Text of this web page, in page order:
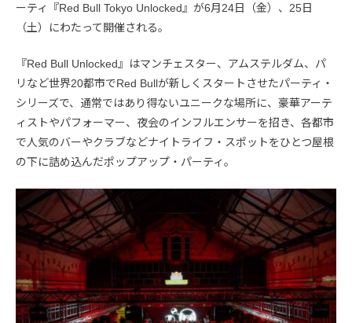
ーティ『Red Bull Tokyo Unlocked』が6月24日（金）、25日
（土）にわたって開催される。
『Red Bull Unlocked』はマンチェスター、アムステルダム、パ
リなど世界20都市でRed Bullが新しくスタートさせたパーティ・
シリーズで、通常ではあり得ないユニークな場所に、豪華アーテ
ィストやパフォーマー、夜会のインフルエンサーを招き、各都市
で人気のバーやクラブなどナイトライフ・スポットをひとつ屋根
の下に詰め込んだポップアップ・パーティ。